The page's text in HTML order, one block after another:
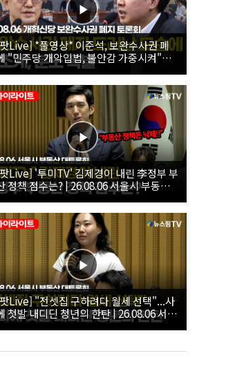
Live] *풀영상* 이준석, 보완수사권 폐
"민주당 개악입법, 불안감 가중시켜"｜
개혁신당 보완수사권 폐지 토론회
Live] '투미TV' 김제경이 내린 李정부 부
정책 점수는? | 26.08.06 서울시 부동산
회
Live] "전셋집 구하려다 월세 선택"...사
첫발 내디딘 청년의 한탄 | 26.08.06 서울
동산 대토론회